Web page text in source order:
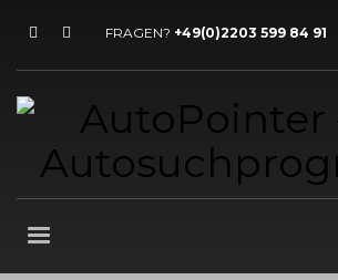
FRAGEN? +49(0)2203 599 84 91